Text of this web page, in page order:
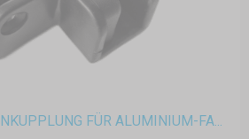
FÜR ALUMINIUM-FA...